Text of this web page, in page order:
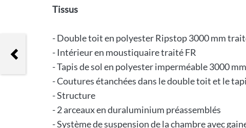
Oakley Jawbone
Tissus
- Double toit en polyester Ripstop 3000 mm
- Intérieur en moustiquaire traité FR
- Tapis de sol en polyester imperméable 3000
- Coutures étanchées dans le double toit et le
- Structure
- 2 arceaux en duraluminium préassemblés
- Système de suspension de la chambre avec